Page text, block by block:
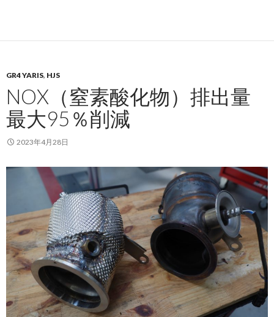
GR4 YARIS, HJS
NOX（窒素酸化物）排出量
最大95％削減
2023年4月28日